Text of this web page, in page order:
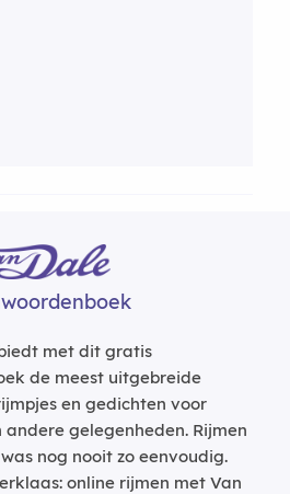
met dit gratis
de meest uitgebreide
en gedichten voor
andere gelegenheden. Rijmen
nog nooit zo eenvoudig.
online rijmen met Van